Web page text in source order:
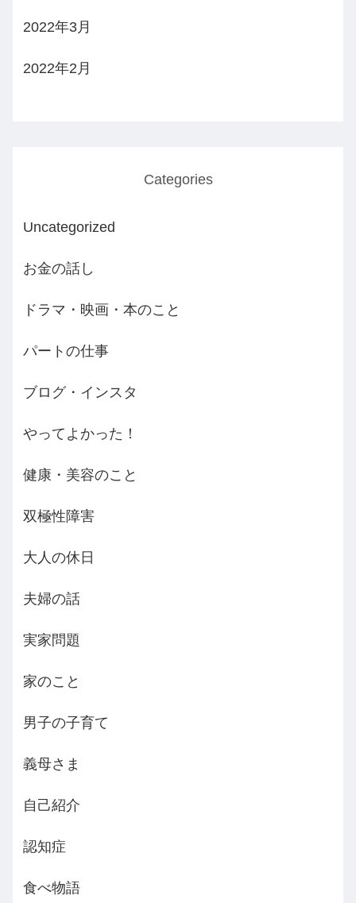
2022年3月
2022年2月
Categories
Uncategorized
お金の話し
ドラマ・映画・本のこと
パートの仕事
ブログ・インスタ
やってよかった！
健康・美容のこと
双極性障害
大人の休日
夫婦の話
実家問題
家のこと
男子の子育て
義母さま
自己紹介
認知症
食べ物語